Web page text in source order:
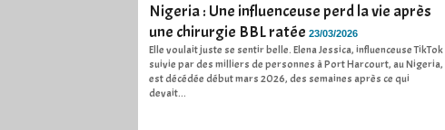
Nigeria : Une influenceuse perd la vie après
une chirurgie BBL ratée 23/03/2026
Elle voulait juste se sentir belle. Elena Jessica, influenceuse TikTok
suivie par des milliers de personnes à Port Harcourt, au Nigeria,
est décédée début mars 2026, des semaines après ce qui
devait...